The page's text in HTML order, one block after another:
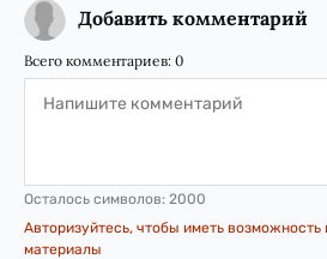
Добавить комментарий
Всего комментариев: 0
Осталось символов: 2000
Авторизуйтесь, чтобы иметь возможность
материалы